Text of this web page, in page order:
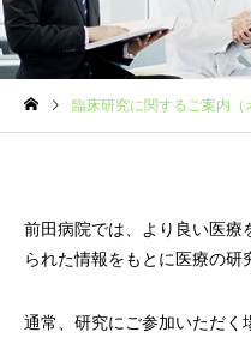
臨床研究に関するご案内（
前田病院では、より良い医療
られた情報をもとに医療の研
通常、研究にご参加いただく